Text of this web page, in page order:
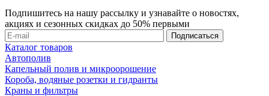
Подпишитесь на нашу рассылку и узнавайте о новостях,
акциях и сезонных скидках до 50% первыми
Каталог товаров
Автополив
Капельный полив и микроорошение
Короба, водяные розетки и гидранты
Краны и фильтры